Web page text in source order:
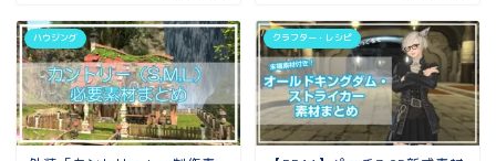
ハウジング クラフター・レシピ